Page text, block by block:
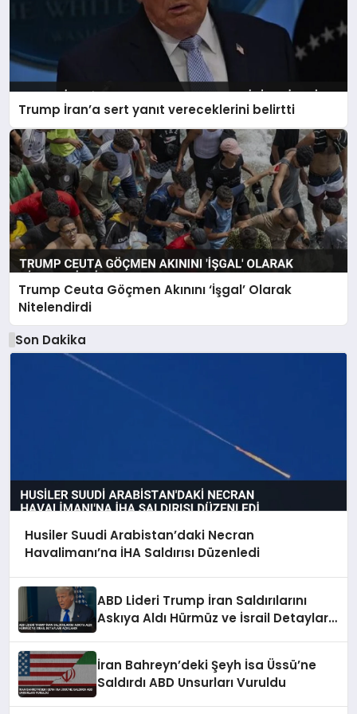
Trump İran’a sert yanıt vereceklerini belirtti
Trump Ceuta Göçmen Akınını ‘İşgal’ Olarak
Nitelendirdi
Son Dakika
Husiler Suudi Arabistan’daki Necran
Havalimanı’na İHA Saldırısı Düzenledi
ABD Lideri Trump İran Saldırılarını
Askıya Aldı Hürmüz ve İsrail Detayları
İran Bahreyn’deki Şeyh İsa Üssü’ne
Saldırdı ABD Unsurları Vuruldu